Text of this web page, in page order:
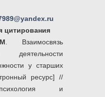
цитирования
. Взаимосвязь
деятельности
у старших
ресурс] //
и